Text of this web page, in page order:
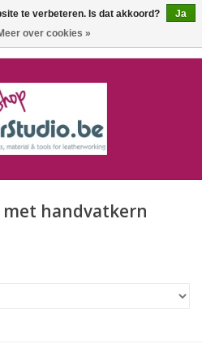
handvatkern
te verbeteren. Is dat akkoord?
Ja
over cookies »